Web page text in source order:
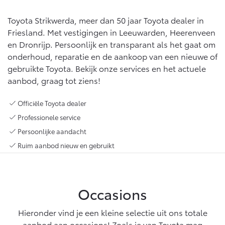
bZ4X
BATTERIJ-ELEKTRISCH
Vanaf € 39.995,-
bZ4X Touring
BATTERIJ-ELEKTRISCH
Mirai
WATERSTOF-ELEKTRISCH
OOK ALS BATTERIJ-
Connected check
Navigatie updates
Toyota Strikwerda, meer dan 50 jaar Toyota dealer in
Friesland. Met vestigingen in Leeuwarden, Heerenveen
en Dronrijp. Persoonlijk en transparant als het gaat om
onderhoud, reparatie en de aankoop van een nieuwe of
gebruikte Toyota. Bekijk onze services en het actuele
aanbod, graag tot ziens!
Officiële Toyota dealer
Professionele service
Persoonlijke aandacht
Ruim aanbod nieuw en gebruikt
Occasions
Hieronder vind je een kleine selectie uit ons totale